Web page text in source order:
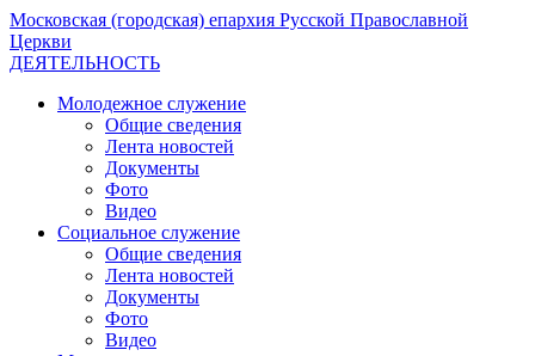
Московская (городская) епархия Русской Православной
Церкви
ДЕЯТЕЛЬНОСТЬ
Молодежное служение
Общие сведения
Лента новостей
Документы
Фото
Видео
Социальное служение
Общие сведения
Лента новостей
Документы
Фото
Видео